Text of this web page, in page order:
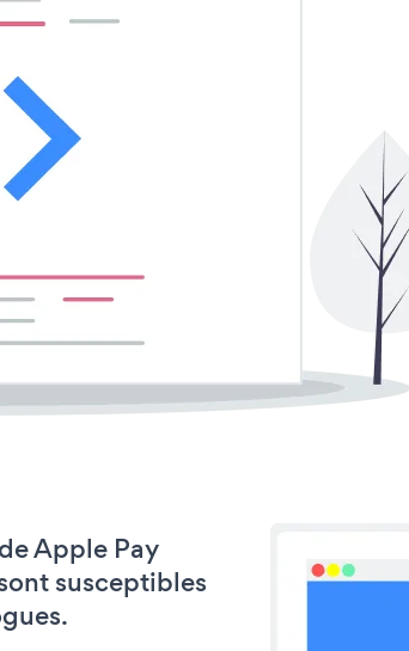
Apple Pay
susceptibles